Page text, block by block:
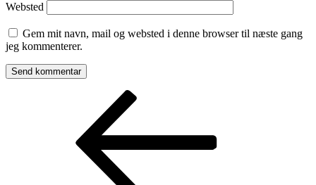
Websted
Gem mit navn, mail og websted i denne browser til næste gang
jeg kommenterer.
Indlægsnavigation